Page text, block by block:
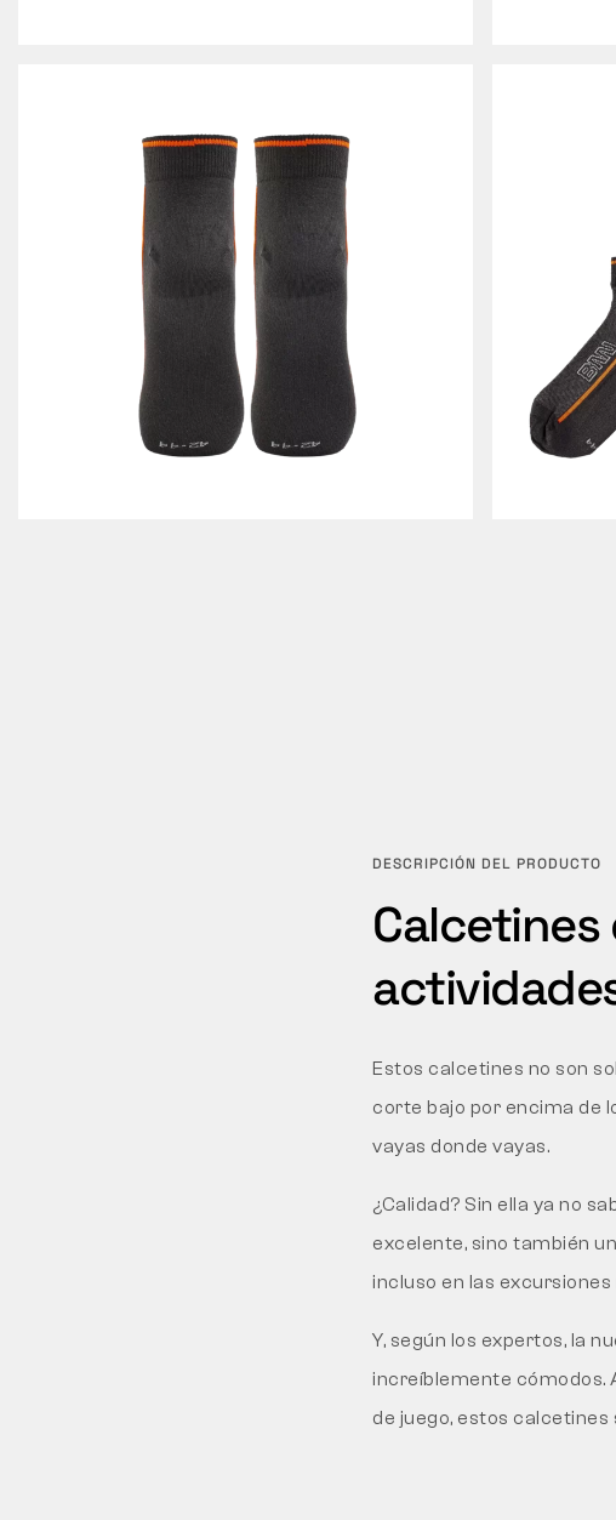
DESCRIPCIÓN DEL PRODUCTO
Estos calcetines no son
corte bajo por encima de
vayas donde vayas.
¿Calidad? Sin ella ya no
excelente, sino también
incluso en las
Y, según los expertos, la
increíblemente cómodos.
de juego, estos